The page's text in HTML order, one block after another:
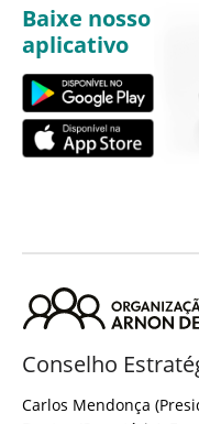
Baixe nosso
aplicativo
Conselho
Carlos Mendonça